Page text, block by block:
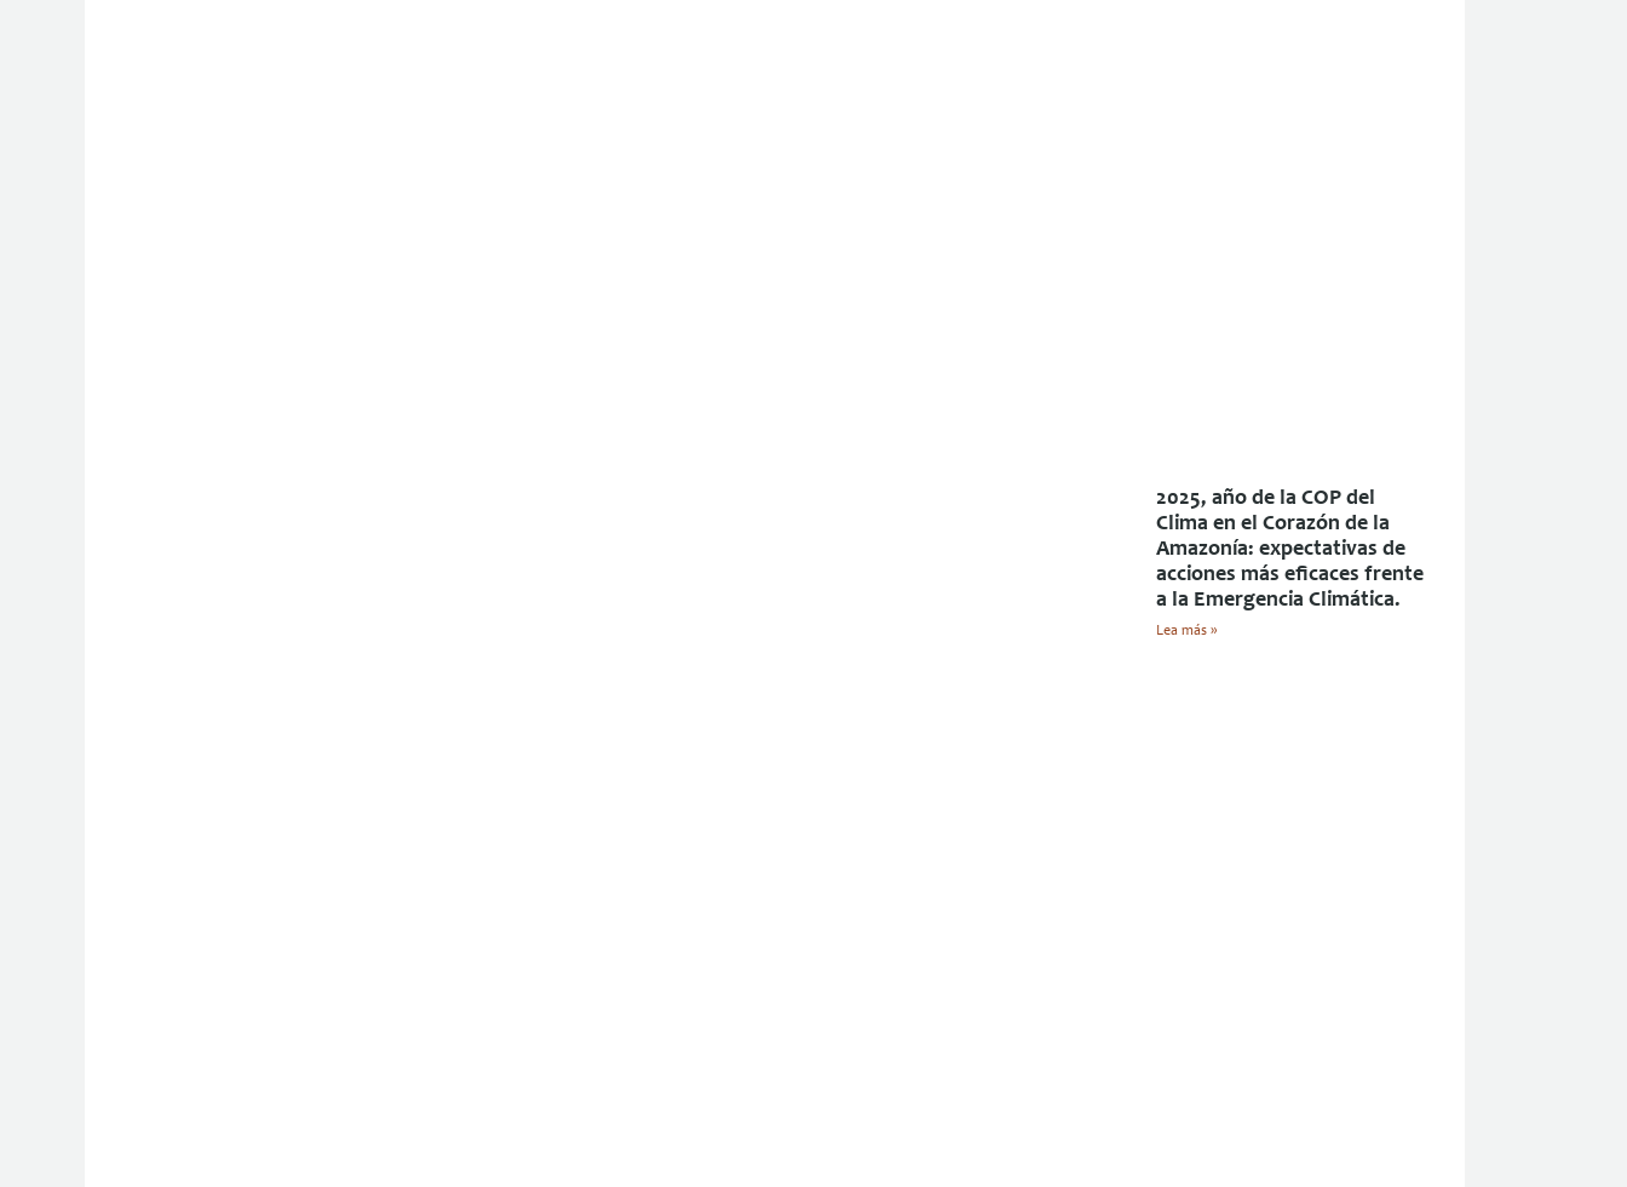
2025, año de la COP del
Clima en el Corazón de la
Amazonía: expectativas de
acciones más eficaces frente
a la Emergencia Climática.
Lea más »